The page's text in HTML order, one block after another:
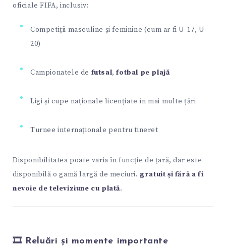
oficiale FIFA, inclusiv:
Competiții masculine și feminine (cum ar fi U-17, U-
20)
Campionatele de futsal,fotbal pe plajă
Ligi și cupe naționale licențiate în mai multe țări
Turnee internaționale pentru tineret
Disponibilitatea poate varia în funcție de țară, dar este
disponibilă o gamă largă de meciuri. gratuit și fără a fi
nevoie de televiziune cu plată.
🎞 Reluări și momente importante